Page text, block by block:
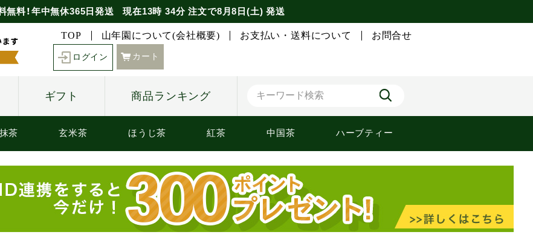
無料！年中無休365日発送 現在13時 34分注文で8月8日(土) 発送
TOP 山年園について(会社概要) お支払い・送料について お問合せ
ログイン カート
ギフト 商品ランキング
抹茶 玄米茶 ほうじ茶 紅茶 中国茶 ハーブティー